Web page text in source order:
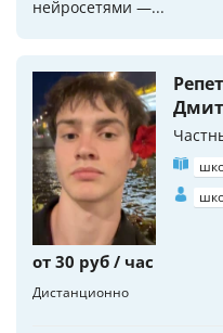
нейросетями —...
от 30 руб / час
Дистанционно